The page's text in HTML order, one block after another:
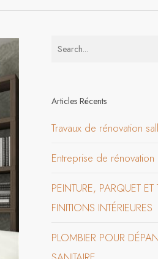
Articles Récents
Travaux de rénovation
Entreprise de rénovation
PEINTURE, PARQUET ET
FINITIONS INTÉRIEURES
PLOMBIER POUR